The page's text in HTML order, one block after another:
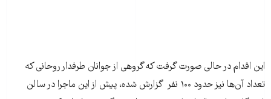
اين اقدام در حالی صورت گرفت که گروهی از جوانان طرفدار روحانی که
تعداد آن‌ها نيز حدود ۱۰۰ نفر گزارش شده، پيش از اين ماجرا در سالن